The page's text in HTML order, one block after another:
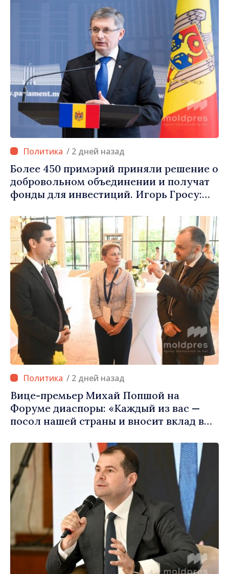
/ 2 дней назад
Более 450 примэрий приняли решение о
добровольном объединении и получат
фонды для инвестиций. Игорь Гросу:
населённым пунктам шанс
развиваться»
/ 2 дней назад
Вице-премьер Михай Попшой на
Форуме диаспоры: «Каждый из вас —
посол нашей страны и вносит вклад в
Молдова»